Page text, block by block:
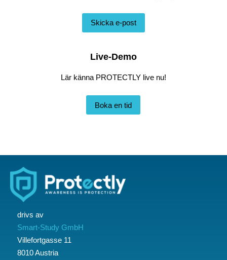
Skicka e-post
Live-Demo
Lär känna PROTECTLY live nu!
Boka en tid
drivs av
Smart-Study GmbH
Villefortgasse 11
8010 Austria